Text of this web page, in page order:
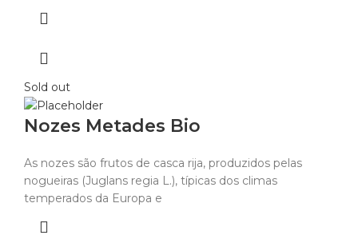
Sold out
Nozes Metades Bio
As nozes são frutos de casca rija, produzidos pelas
nogueiras (Juglans regia L.), típicas dos climas
temperados da Europa e